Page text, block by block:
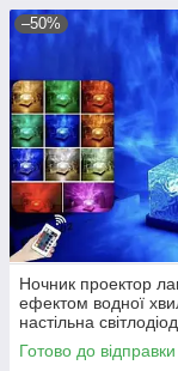
–50%
Ночник проектор
ефектом водної
настільна
підсвітка для
відпочинку
Готово до відправки